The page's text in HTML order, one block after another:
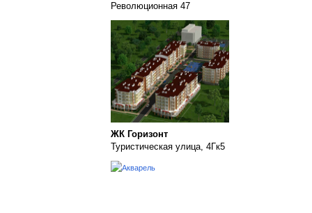
Революционная 47
ЖК Горизонт
Туристическая улица, 4Гк5